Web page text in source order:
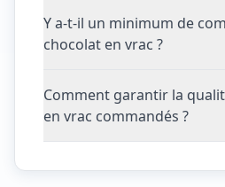
Y a-t-il un minimum de
chocolat en vrac ?
Comment garantir la
en vrac commandés ?